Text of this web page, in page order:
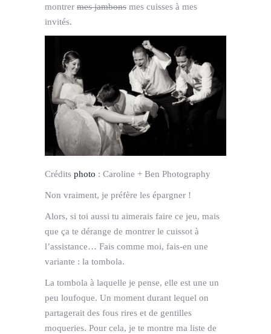
montrer mes jambons mes cuisses à mes
invités.
Crédits photo : Caroline + Ben Photography
Non vraiment, je préfère les épargner !
Alors, si toi aussi tu aimerais faire ce jeu, mais
que ça te dérange de montrer le cuissot à
l’assistance… Fais comme moi, fais-en une
variante : la tombola.
La tombola à laquelle je pense, elle est une un
peu loufoque. Un moment durant lequel on
partagerait des fous rires et de gentilles
moqueries. Pour cela, je te montre ma liste de